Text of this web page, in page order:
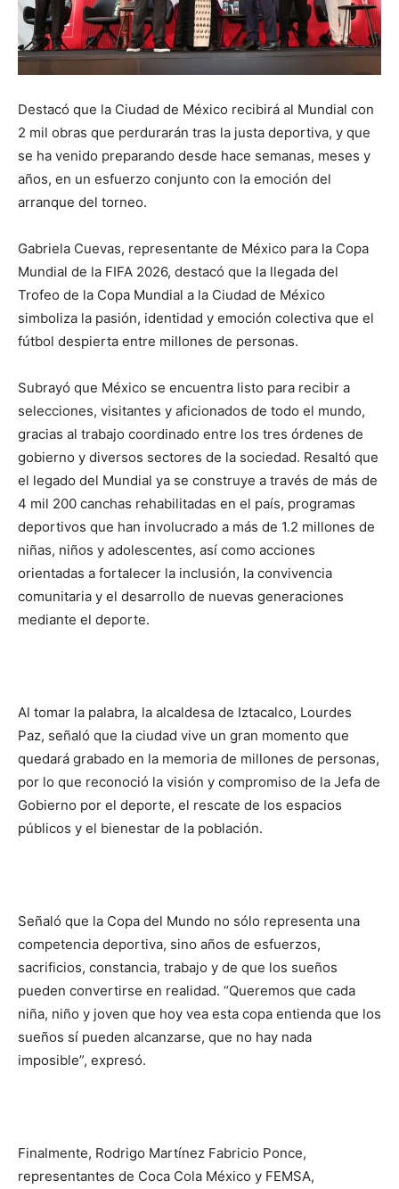
Destacó que la Ciudad de México recibirá al Mundial con
2 mil obras que perdurarán tras la justa deportiva, y que
se ha venido preparando desde hace semanas, meses y
años, en un esfuerzo conjunto con la emoción del
arranque del torneo.
Gabriela Cuevas, representante de México para la Copa
Mundial de la FIFA 2026, destacó que la llegada del
Trofeo de la Copa Mundial a la Ciudad de México
simboliza la pasión, identidad y emoción colectiva que el
fútbol despierta entre millones de personas.
Subrayó que México se encuentra listo para recibir a
selecciones, visitantes y aficionados de todo el mundo,
gracias al trabajo coordinado entre los tres órdenes de
gobierno y diversos sectores de la sociedad. Resaltó que
el legado del Mundial ya se construye a través de más de
4 mil 200 canchas rehabilitadas en el país, programas
deportivos que han involucrado a más de 1.2 millones de
niñas, niños y adolescentes, así como acciones
orientadas a fortalecer la inclusión, la convivencia
comunitaria y el desarrollo de nuevas generaciones
mediante el deporte.
Al tomar la palabra, la alcaldesa de Iztacalco, Lourdes
Paz, señaló que la ciudad vive un gran momento que
quedará grabado en la memoria de millones de personas,
por lo que reconoció la visión y compromiso de la Jefa de
Gobierno por el deporte, el rescate de los espacios
públicos y el bienestar de la población.
Señaló que la Copa del Mundo no sólo representa una
competencia deportiva, sino años de esfuerzos,
sacrificios, constancia, trabajo y de que los sueños
pueden convertirse en realidad. “Queremos que cada
niña, niño y joven que hoy vea esta copa entienda que los
sueños sí pueden alcanzarse, que no hay nada
imposible”, expresó.
Finalmente, Rodrigo Martínez Fabricio Ponce,
representantes de Coca Cola México y FEMSA,